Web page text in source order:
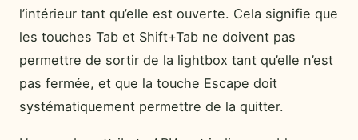
l’intérieur tant qu’elle est ouverte. Cela signifie que
les touches Tab et Shift+Tab ne doivent pas
permettre de sortir de la lightbox tant qu’elle n’est
pas fermée, et que la touche Escape doit
systématiquement permettre de la quitter.